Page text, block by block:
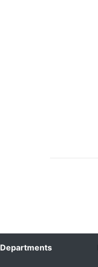
Departments